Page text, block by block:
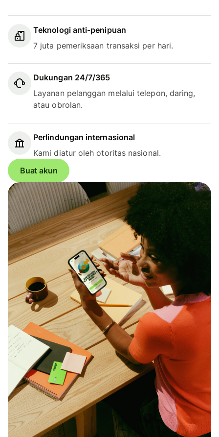
Teknologi anti-penipuan
7 juta pemeriksaan transaksi per hari.
Dukungan 24/7/365
Layanan pelanggan melalui telepon, daring,
atau obrolan.
Perlindungan internasional
Kami diatur oleh otoritas nasional.
Buat akun